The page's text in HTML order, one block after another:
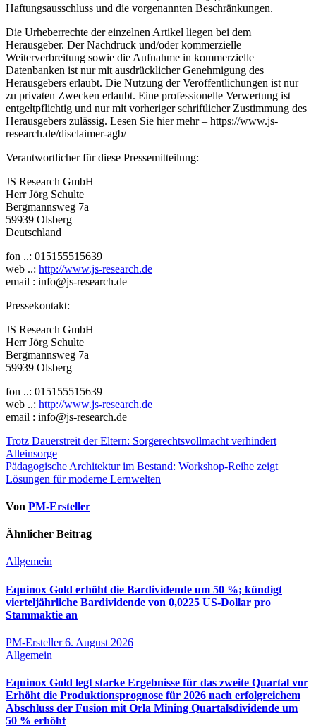
Haftungsausschluss und die vorgenannten Beschränkungen.
Die Urheberrechte der einzelnen Artikel liegen bei dem
Herausgeber. Der Nachdruck und/oder kommerzielle
Weiterverbreitung sowie die Aufnahme in kommerzielle
Datenbanken ist nur mit ausdrücklicher Genehmigung des
Herausgebers erlaubt. Die Nutzung der Veröffentlichungen ist nur
zu privaten Zwecken erlaubt. Eine professionelle Verwertung ist
entgeltpflichtig und nur mit vorheriger schriftlicher Zustimmung des
Herausgebers zulässig. Lesen Sie hier mehr – https://www.js-
research.de/disclaimer-agb/ –
Verantwortlicher für diese Pressemitteilung:
JS Research GmbH
Herr Jörg Schulte
Bergmannsweg 7a
59939 Olsberg
Deutschland
fon ..: 015155515639
web ..: http://www.js-research.de
email : info@js-research.de
Pressekontakt:
JS Research GmbH
Herr Jörg Schulte
Bergmannsweg 7a
59939 Olsberg
fon ..: 015155515639
web ..: http://www.js-research.de
email : info@js-research.de
Beitragsnavigation
Trotz Dauerstreit der Eltern: Sorgerechtsvollmacht verhindert
Alleinsorge
Pädagogische Architektur im Bestand: Workshop-Reihe zeigt
Lösungen für moderne Lernwelten
Von PM-Ersteller
Ähnlicher Beitrag
Allgemein
Equinox Gold erhöht die Bardividende um 50 %; kündigt
vierteljährliche Bardividende von 0,0225 US-Dollar pro
Stammaktie an
PM-Ersteller6. August 2026
Allgemein
Equinox Gold legt starke Ergebnisse für das zweite Quartal vor
Erhöht die Produktionsprognose für 2026 nach erfolgreichem
Abschluss der Fusion mit Orla Mining Quartalsdividende um
50 % erhöht